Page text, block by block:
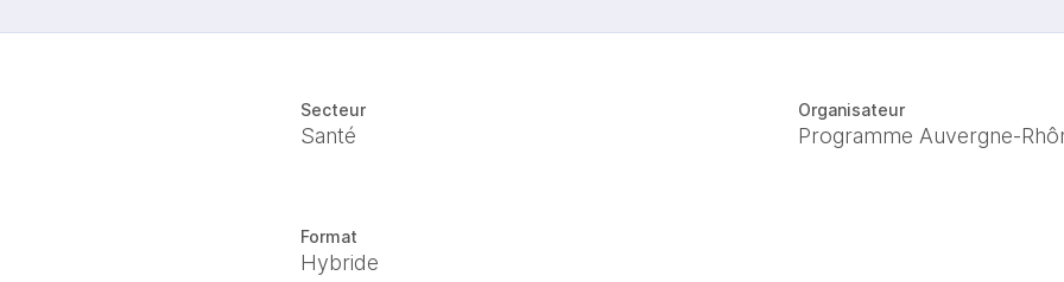
Secteur
Santé
Organisateur
Programme Auvergne-
Format
Hybride